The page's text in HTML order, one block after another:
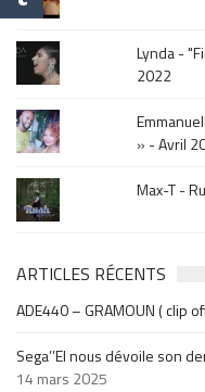
Lynda -
2022
» - Avril
Max-T -
ARTICLES RÉCENTS
ADE440 – GRAMOUN ( clip
Sega’’El nous dévoile son
14 mars 2025